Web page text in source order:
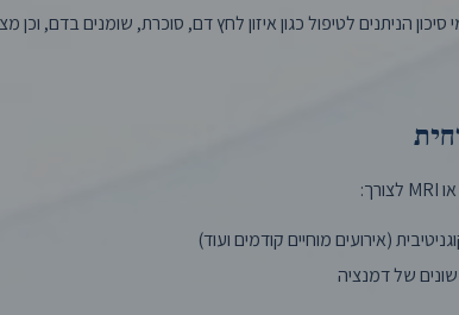
סיכון הניתנים לטיפול כגון איזון לחץ דם, סוכרת, שומנים בדם, וכן
(אירועים מוחיים קודמים ועוד)
שונים של דמנציה